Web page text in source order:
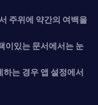
주위에 약간의 여백을
이있는 문서에서는 눈
는 경우 앱 설정에서